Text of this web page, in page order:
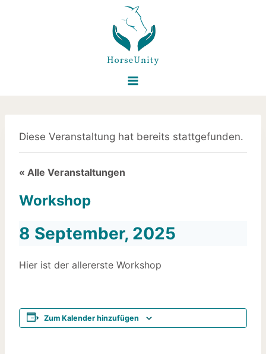
Diese Veranstaltung hat bereits stattgefunden.
« Alle Veranstaltungen
Workshop
8 September, 2025
Hier ist der allererste Workshop
Zum Kalender hinzufügen